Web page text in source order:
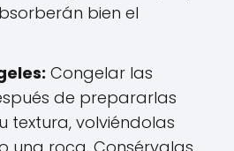
bien el
Congelar las
de prepararlas
textura, volviéndolas